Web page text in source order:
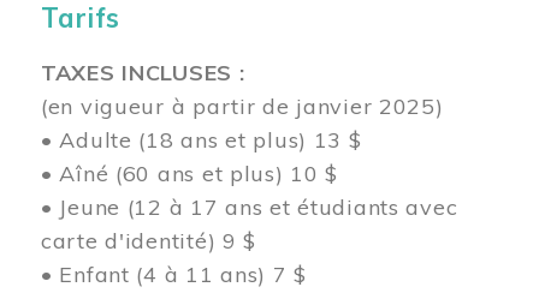
Tarifs
TAXES INCLUSES :
(en vigueur à partir de janvier 2025)
• Adulte (18 ans et plus) 13 $
• Aîné (60 ans et plus) 10 $
• Jeune (12 à 17 ans et étudiants avec
carte d'identité) 9 $
• Enfant (4 à 11 ans) 7 $